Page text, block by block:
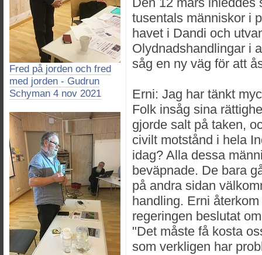
Fred på jorden och fred
med jorden - Gudrun
Schyman 4 nov 2021
tusentals människor i
havet i Dandi och
Olydnadshandlingar i
såg en ny väg för att
Erni: Jag har tänkt
Folk insåg sina
gjorde salt på taken,
civilt motstånd i hela
idag? Alla dessa
beväpnade. De bara
på andra sidan
handling. Erni
regeringen beslutat
"Det måste få kosta
som verkligen har